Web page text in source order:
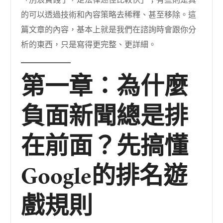
的可以透過技術和內容策略去稀釋、甚至移除。這
篇文章的內容，基本上就是我們在諮詢時會跟你分
析的東西，只是寫得更完整、更詳細。
第一章：為什麼
負面新聞總是排
在前面？先搞懂
Google的排名遊
戲規則